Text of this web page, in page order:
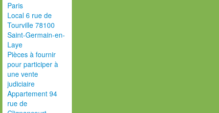
Paris
Local 6 rue de
Tourville 78100
Saint-Germain-en-
Laye
Pièces à fournir
pour participer à
une vente
judiciaire
Appartement 94
rue de